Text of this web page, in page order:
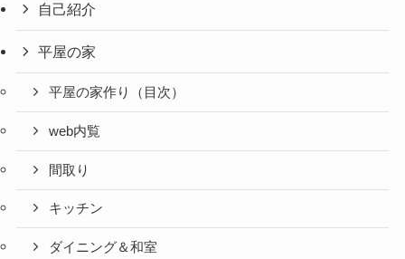
自己紹介
平屋の家
平屋の家作り（目次）
web内覧
間取り
キッチン
ダイニング＆和室